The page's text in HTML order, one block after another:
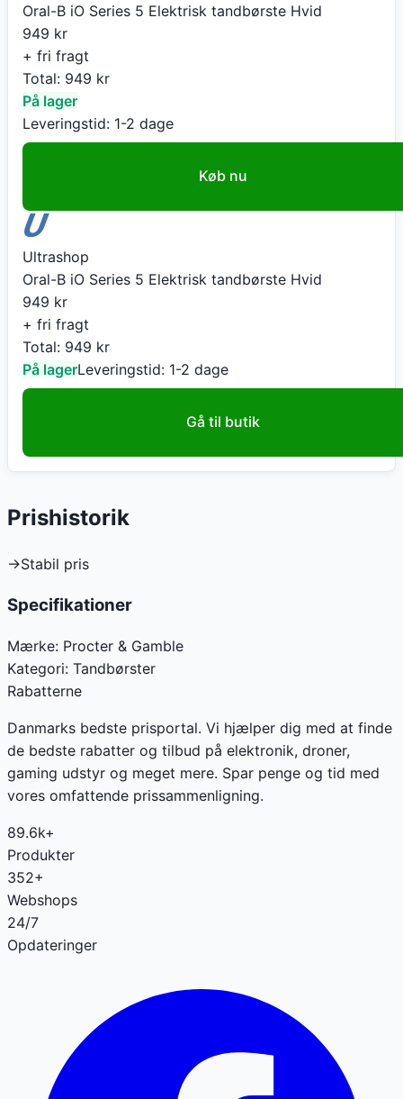
Oral-B iO Series 5 Elektrisk tandbørste Hvid
949 kr
+ fri fragt
Total: 949 kr
På lager
Leveringstid: 1-2 dage
Køb nu
Ultrashop
Oral-B iO Series 5 Elektrisk tandbørste Hvid
949 kr
+ fri fragt
Total: 949 kr
På lagerLeveringstid: 1-2 dage
Gå til butik
Prishistorik
→Stabil pris
Specifikationer
Mærke: Procter & Gamble
Kategori: Tandbørster
Rabatterne
Danmarks bedste prisportal. Vi hjælper dig med at finde
de bedste rabatter og tilbud på elektronik, droner,
gaming udstyr og meget mere. Spar penge og tid med
vores omfattende prissammenligning.
89.6k+
Produkter
352+
Webshops
24/7
Opdateringer